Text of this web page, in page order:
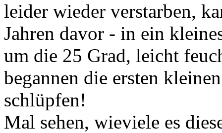
leider wieder verstarben,
Jahren davor - in ein
um die 25 Grad, leicht
begannen die ersten
schlüpfen!
Mal sehen, wieviele es